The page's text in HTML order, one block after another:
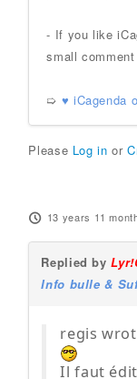
- If you like
small
➯ ♥ iCagenda
Please Log in or
13 years 11
Replied by
Info bulle &
regis
Il faut